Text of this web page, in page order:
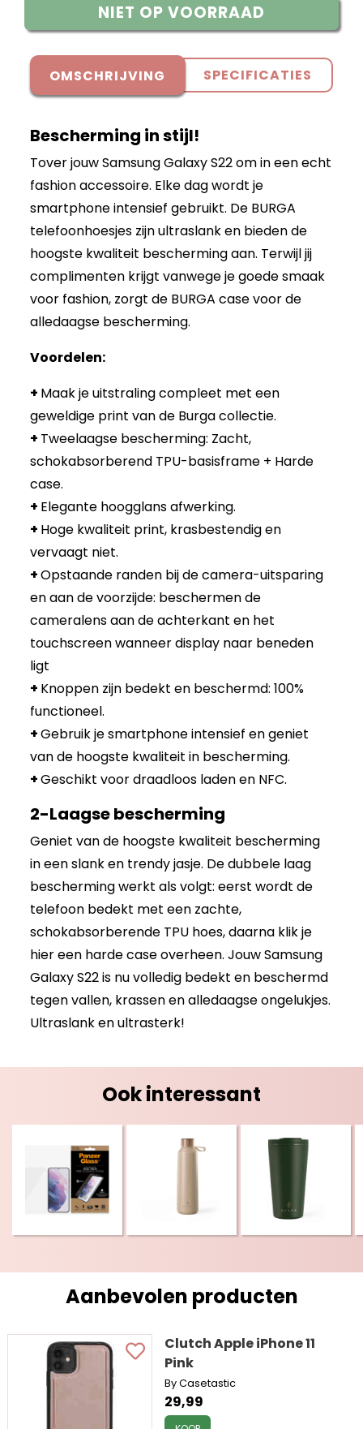
NIET OP VOORRAAD
OMSCHRIJVING SPECIFICATIES
Bescherming in stijl!
Tover jouw Samsung Galaxy S22 om in een echt
fashion accessoire. Elke dag wordt je
smartphone intensief gebruikt. De BURGA
telefoonhoesjes zijn ultraslank en bieden de
hoogste kwaliteit bescherming aan. Terwijl jij
complimenten krijgt vanwege je goede smaak
voor fashion, zorgt de BURGA case voor de
alledaagse bescherming.
Voordelen:
+ Maak je uitstraling compleet met een
geweldige print van de Burga collectie.
+ Tweelaagse bescherming: Zacht,
schokabsorberend TPU-basisframe + Harde
case.
+ Elegante hoogglans afwerking.
+ Hoge kwaliteit print, krasbestendig en
vervaagt niet.
+Opstaande randen bij de camera-uitsparing
en aan de voorzijde: beschermen de
cameralens aan de achterkant en het
touchscreen wanneer display naar beneden
ligt
+ Knoppen zijn bedekt en beschermd: 100%
functioneel.
+Gebruik je smartphone intensief en geniet
van de hoogste kwaliteit in bescherming.
+Geschikt voor draadloos laden en NFC.
2-Laagse bescherming
Geniet van de hoogste kwaliteit bescherming
in een slank en trendy jasje. De dubbele laag
bescherming werkt als volgt: eerst wordt de
telefoon bedekt met een zachte,
schokabsorberende TPU hoes, daarna klik je
hier een harde case overheen. Jouw Samsung
Galaxy S22 is nu volledig bedekt en beschermd
tegen vallen, krassen en alledaagse ongelukjes.
Ultraslank en ultrasterk!
Ook interessant
Aanbevolen producten
Clutch Apple iPhone 11
Pink
By Casetastic
29,99